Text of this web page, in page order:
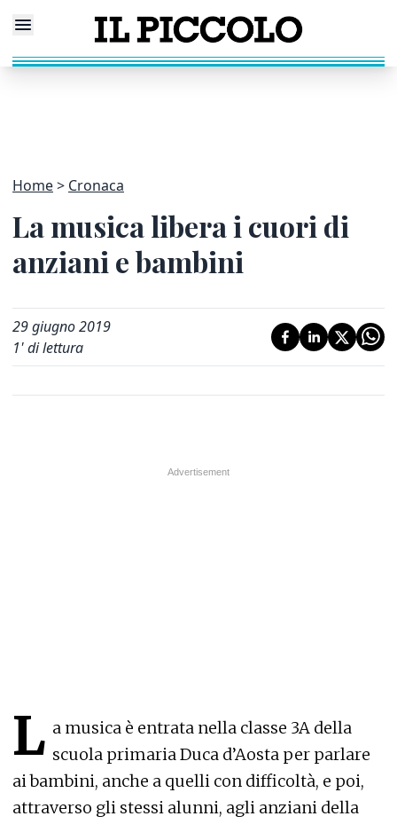
Home Cronaca
La musica libera i cuori di
anziani e bambini
29 giugno 2019
1' di lettura
L a musica è entrata nella classe 3A della
scuola primaria Duca d’Aosta per parlare
ai bambini, anche a quelli con difficoltà, e poi,
attraverso gli stessi alunni, agli anziani della